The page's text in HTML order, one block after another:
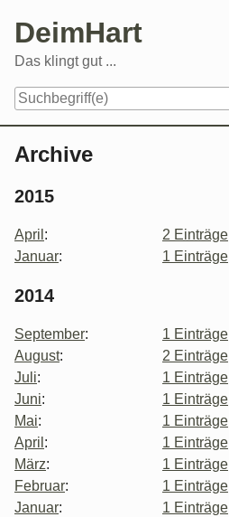
content
DeimHart
Das klingt gut ...
Archive
2015
April :
2 Einträge
Januar: 1 Einträge
2014
September:
1 Einträge
August:
2 Einträge
Juli:
1 Einträge
Juni:
1 Einträge
Mai:
1 Einträge
April :
1 Einträge
März:
1 Einträge
Februar:
1 Einträge
Januar: 1 Einträge